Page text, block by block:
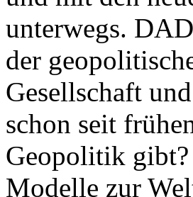
unterwegs.
der
Gesellschaft
schon seit
Geopolitik gibt?
Modelle zur